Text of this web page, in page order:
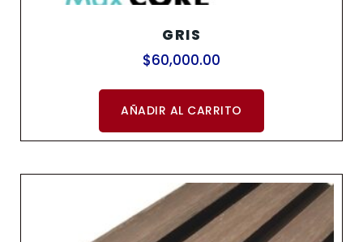
GRIS
$60,000.00
AÑADIR AL CARRITO